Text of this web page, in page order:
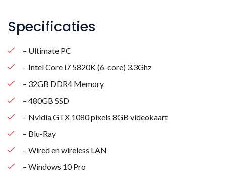
Specificaties
– Ultimate PC
– Intel Core i7 5820K (6-core) 3.3Ghz
– 32GB DDR4 Memory
– 480GB SSD
– Nvidia GTX 1080 pixels 8GB videokaart
– Blu-Ray
– Wired en wireless LAN
– Windows 10 Pro